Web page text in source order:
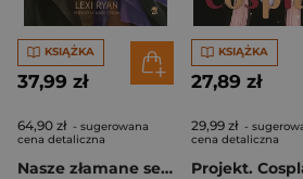
KSIĄŻKA
37,99 zł
64,90 zł - sugerowana
cena detaliczna
Nasze złamane serca. Nasze puste przysięgi
KSIĄŻKA
27,89 zł
29,99 zł -
cena detaliczna